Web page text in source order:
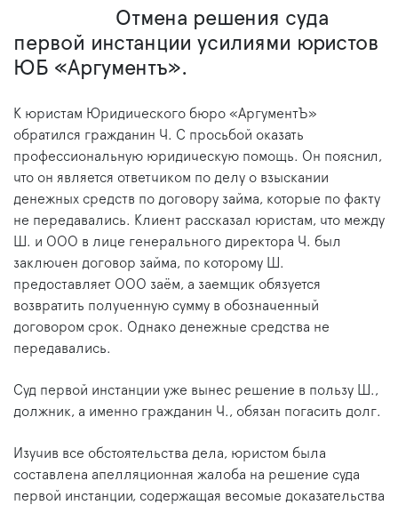
Отмена решения суда
первой инстанции усилиями юристов
ЮБ «Аргументъ».
К юристам Юридического бюро «АргументЪ»
обратился гражданин Ч. С просьбой оказать
профессиональную юридическую помощь. Он пояснил,
что он является ответчиком по делу о взыскании
денежных средств по договору займа, которые по факту
не передавались. Клиент рассказал юристам, что между
Ш. и ООО в лице генерального директора Ч. был
заключен договор займа, по которому Ш.
предоставляет ООО заём, а заемщик обязуется
возвратить полученную сумму в обозначенный
договором срок. Однако денежные средства не
передавались.
Суд первой инстанции уже вынес решение в пользу Ш.,
должник, а именно гражданин Ч., обязан погасить долг.
Изучив все обстоятельства дела, юристом была
составлена апелляционная жалоба на решение суда
первой инстанции, содержащая весомые доказательства